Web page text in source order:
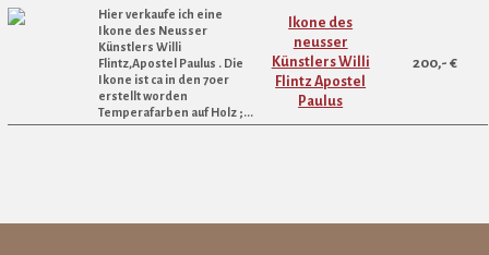
Hier verkaufe ich eine
Ikone des Neusser
Künstlers Willi
Flintz,Apostel Paulus . Die
Ikone ist ca in den 70er
erstellt worden
Temperafarben auf Holz ;...
Ikone des
neusser
Künstlers Willi
Flintz Apostel
Paulus
200,- €